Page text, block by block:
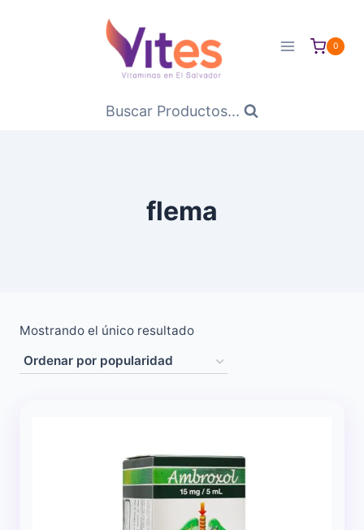
0
Buscar Productos...
flema
Mostrando el único resultado